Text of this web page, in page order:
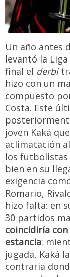
Un año antes
levantó la
final el derbi
hizo con un
compuesto
Costa. Este
joven Kaká
aclimatación
los futbolistas
bien en su
exigencia
Romario,
hizo falta: en
30 partidos
coincidiría
estancia:
jugada, Kaká
contraria